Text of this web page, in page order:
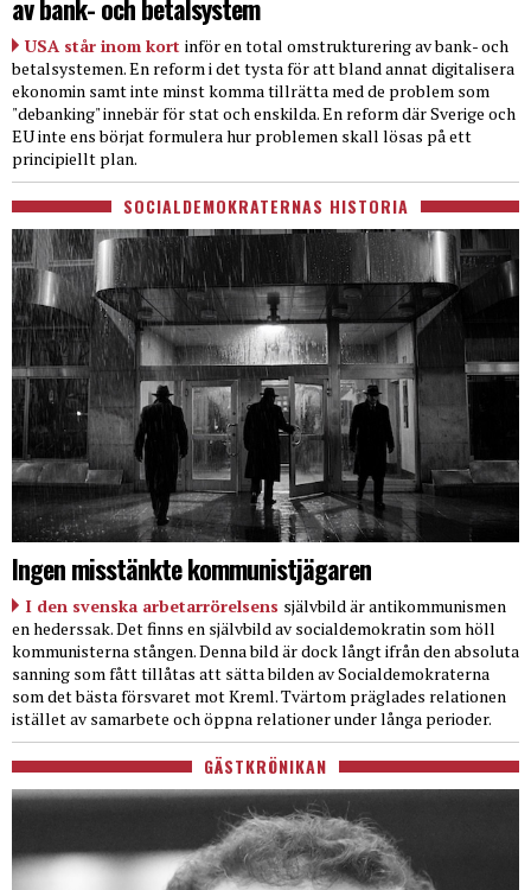
av bank- och betalsystem
USA står inom kort inför en total omstrukturering av bank- och
betalsystemen. En reform i det tysta för att bland annat digitalisera
ekonomin samt inte minst komma tillrätta med de problem som
"debanking" innebär för stat och enskilda. En reform där Sverige och
EU inte ens börjat formulera hur problemen skall lösas på ett
principiellt plan.
SOCIALDEMOKRATERNAS HISTORIA
Ingen misstänkte kommunistjägaren
I den svenska arbetarrörelsens självbild är antikommunismen
en hederssak. Det finns en självbild av socialdemokratin som höll
kommunisterna stången. Denna bild är dock långt ifrån den absoluta
sanning som fått tillåtas att sätta bilden av Socialdemokraterna
som det bästa försvaret mot Kreml. Tvärtom präglades relationen
istället av samarbete och öppna relationer under långa perioder.
GÄSTKRÖNIKAN